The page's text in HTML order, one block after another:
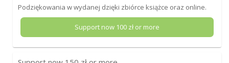
Podziękowania w wydanej dzięki zbiórce książce oraz online.
Support now 100zł or more